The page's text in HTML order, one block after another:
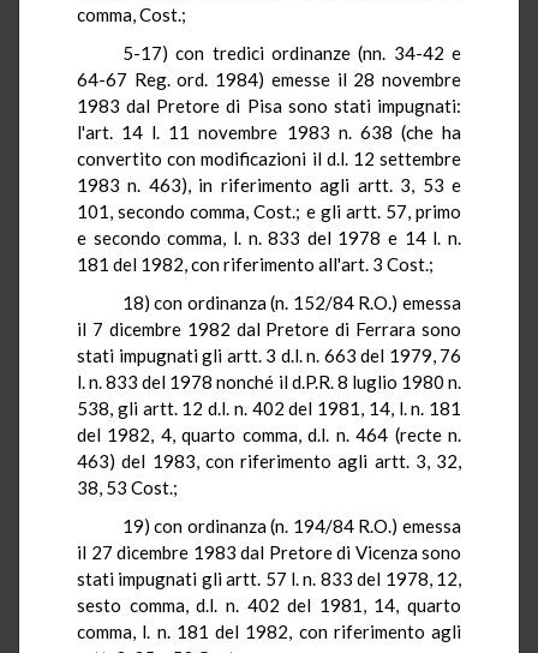
comma, Cost.;
5-17) con tredici ordinanze (nn. 34-42 e
64-67 Reg. ord. 1984) emesse il 28 novembre
1983 dal Pretore di Pisa sono stati impugnati:
l'art. 14 l. 11 novembre 1983 n. 638 (che ha
convertito con modificazioni il d.l. 12 settembre
1983 n. 463), in riferimento agli artt. 3, 53 e
101, secondo comma, Cost.; e gli artt. 57, primo
e secondo comma, l. n. 833 del 1978 e 14 l. n.
181 del 1982, con riferimento all'art. 3 Cost.;
18) con ordinanza (n. 152/84 R.O.) emessa
il 7 dicembre 1982 dal Pretore di Ferrara sono
stati impugnati gli artt. 3 d.l. n. 663 del 1979, 76
l. n. 833 del 1978nonché ild.P.R.8 luglio 1980 n.
538, gli artt. 12 d.l. n. 402 del 1981, 14, l. n. 181
del 1982, 4, quarto comma, d.l. n. 464 (recten.
463) del 1983, con riferimento agli artt. 3, 32,
38, 53 Cost.;
19) con ordinanza (n. 194/84 R.O.) emessa
il 27 dicembre 1983 dal Pretore di Vicenza sono
stati impugnati gli artt. 57 l. n. 833 del 1978, 12,
sesto comma, d.l. n. 402 del 1981, 14, quarto
comma, l. n. 181 del 1982, con riferimento agli